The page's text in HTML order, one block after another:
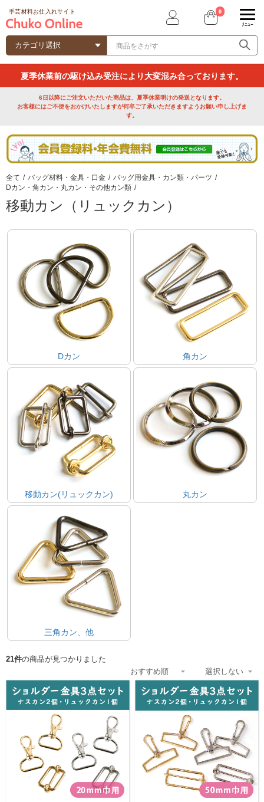
手芸材料お仕入れサイト 0
ﾒﾆｭｰ
夏季休業前の駆け込み受注により大変混み合っております。
6日以降にご注文いただいた商品は、夏季休業明けの発送となります。
お客様にはご不便をおかけいたしますが何卒ご了承いただきますようお願い申し上げま
す。
全て / バッグ材料・金具・口金 / バッグ用金具・カン類・パーツ /
Dカン・角カン・丸カン・その他カン類 /
移動カン（リュックカン）
Dカン 角カン
移動カン(リュックカン) 丸カン
三角カン、他
21件の商品が見つかりました